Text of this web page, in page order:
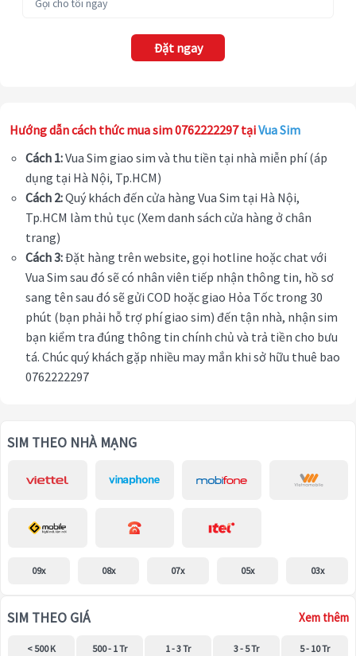
Đặt ngay
Hướng dẫn cách thức mua sim 0762222297 tạiVua Sim
Cách 1:Vua Sim giao sim và thu tiền tại nhà miễn phí (áp
dụng tại Hà Nội, Tp.HCM)
Cách 2:Quý khách đến cửa hàng Vua Sim tại Hà Nội,
Tp.HCM làm thủ tục (Xem danh sách cửa hàng ở chân
trang)
Cách 3:Đặt hàng trên website, gọi hotline hoặc chat với
Vua Sim sau đó sẽ có nhân viên tiếp nhận thông tin, hồ sơ
sang tên sau đó sẽ gửi COD hoặc giao Hỏa Tốc trong 30
phút (bạn phải hỗ trợ phí giao sim) đến tận nhà, nhận sim
bạn kiểm tra đúng thông tin chính chủ và trả tiền cho bưu
tá. Chúc quý khách gặp nhiều may mắn khi sở hữu thuê bao
0762222297
SIM THEO NHÀ MẠNG
09x 08x 07x 05x 03x
SIM THEO GIÁ Xem thêm
< 500 K 500 - 1 Tr 1 - 3 Tr 3 - 5 Tr 5 - 10 Tr